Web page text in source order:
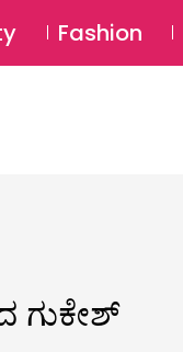
Login
Fashion
ಗುಕೇಶ್​